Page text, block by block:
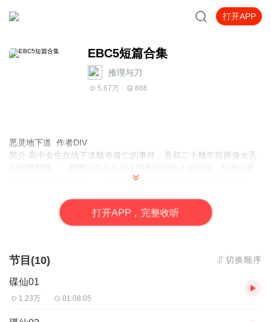
打开APP
EBC5短篇合集
推理与刀
5.67万 886
恶灵地下道 作者DIV
简介 高中女生在地下道離奇身亡的事件，竟和二十幾年前葬身火舌
了一連串的噬人事件…… 一個往上的出口階梯，出現在我們的面
這個出口，離開了地下道，我們就安全了！
可是，我的眼角餘光突然掃到一個畫面，那個畫面持續了零點零一
而他的手中，拿著一張白色的籤紙，籤紙隨風飄揚，上面四個鮮血
淒厲的大字，映入了我的眼中－－「此去，大凶」、「來不及了，
地下道的惡靈殺戮已經啟動了！」
打开APP，完整收听
节目(10) 切换顺序
碟仙01
1.23万 01:08:05